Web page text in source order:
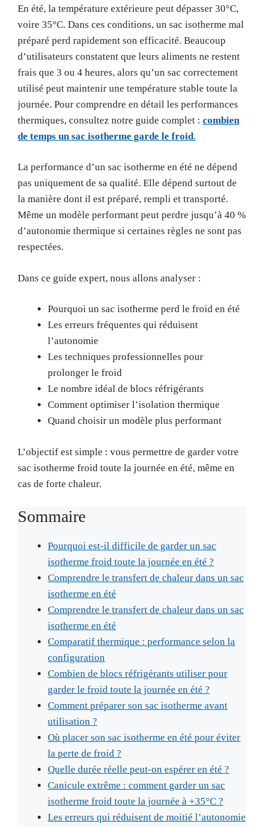
En été, la température extérieure peut dépasser 30°C,
voire 35°C. Dans ces conditions, un sac isotherme mal
préparé perd rapidement son efficacité. Beaucoup
d’utilisateurs constatent que leurs aliments ne restent
frais que 3 ou 4 heures, alors qu’un sac correctement
utilisé peut maintenir une température stable toute la
journée. Pour comprendre en détail les performances
thermiques, consultez notre guide complet : combien
de temps un sac isotherme garde le froid.
La performance d’un sac isotherme en été ne dépend
pas uniquement de sa qualité. Elle dépend surtout de
la manière dont il est préparé, rempli et transporté.
Même un modèle performant peut perdre jusqu’à 40 %
d’autonomie thermique si certaines règles ne sont pas
respectées.
Dans ce guide expert, nous allons analyser :
Pourquoi un sac isotherme perd le froid en été
Les erreurs fréquentes qui réduisent
l’autonomie
Les techniques professionnelles pour
prolonger le froid
Le nombre idéal de blocs réfrigérants
Comment optimiser l’isolation thermique
Quand choisir un modèle plus performant
L’objectif est simple : vous permettre de garder votre
sac isotherme froid toute la journée en été, même en
cas de forte chaleur.
Sommaire
Pourquoi est-il difficile de garder un sac
isotherme froid toute la journée en été ?
Comprendre le transfert de chaleur dans un sac
isotherme en été
Comprendre le transfert de chaleur dans un sac
isotherme en été
Comparatif thermique : performance selon la
configuration
Combien de blocs réfrigérants utiliser pour
garder le froid toute la journée en été ?
Comment préparer son sac isotherme avant
utilisation ?
Où placer son sac isotherme en été pour éviter
la perte de froid ?
Quelle durée réelle peut-on espérer en été ?
Canicule extrême : comment garder un sac
isotherme froid toute la journée à +35°C ?
Les erreurs qui réduisent de moitié l’autonomie